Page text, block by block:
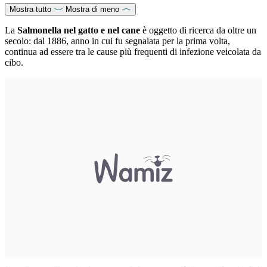
Mostra tutto Mostra di meno
La Salmonella nel gatto e nel cane è oggetto di ricerca da oltre un
secolo: dal 1886, anno in cui fu segnalata per la prima volta,
continua ad essere tra le cause più frequenti di infezione veicolata da
cibo.